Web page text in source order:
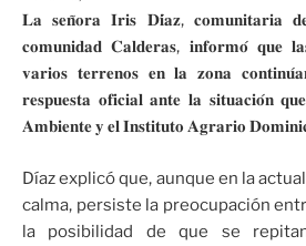
𝐋𝐚 𝐬𝐞𝐧̃𝐨𝐫𝐚 𝐈𝐫𝐢𝐬 𝐃𝐢́𝐚𝐳, 𝐜𝐨𝐦𝐮𝐧𝐢𝐭𝐚𝐫𝐢𝐚
𝐜𝐨𝐦𝐮𝐧𝐢𝐝𝐚𝐝 𝐂𝐚𝐥𝐝𝐞𝐫𝐚𝐬, 𝐢𝐧𝐟𝐨𝐫𝐦𝐨́ 𝐪𝐮𝐞
𝐯𝐚𝐫𝐢𝐨𝐬 𝐭𝐞𝐫𝐫𝐞𝐧𝐨𝐬 𝐞𝐧 𝐥𝐚 𝐳𝐨𝐧𝐚
𝐫𝐞𝐬𝐩𝐮𝐞𝐬𝐭𝐚 𝐨𝐟𝐢𝐜𝐢𝐚𝐥 𝐚𝐧𝐭𝐞 𝐥𝐚 𝐬𝐢𝐭𝐮𝐚𝐜𝐢𝐨́𝐧
𝐀𝐦𝐛𝐢𝐞𝐧𝐭𝐞 𝐲 𝐞𝐥 𝐈𝐧𝐬𝐭𝐢𝐭𝐮𝐭𝐨 𝐀𝐠𝐫𝐚𝐫𝐢𝐨
Díaz explicó que, aunque en la
calma, persiste la preocupación
la posibilidad de que se